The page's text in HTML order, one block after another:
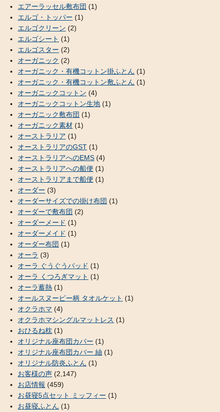
エアーラッセル敷布団 (1)
エルゴ・トッパー (1)
エルゴクリーン (2)
エルゴシート (1)
エルゴスター (2)
オーガニック (2)
オーガニック・有機コットン掛ふとん (1)
オーガニック・有機コットン敷ふとん (1)
オーガニックコットン (4)
オーガニックコットン生地 (1)
オーガニック敷布団 (1)
オーガニック素材 (1)
オーストラリア (1)
オーストラリアのGST (1)
オーストラリアへのEMS (4)
オーストラリアへの船便 (1)
オーストラリアまで船便 (1)
オーダー (3)
オーダーサイズでの掛け布団 (1)
オーダーで敷布団 (2)
オーダーメード (1)
オーダーメイド (1)
オーダー布団 (1)
オーラ (3)
オーラ ぐうぐうパッド (1)
オーラ くつろぎマット (1)
オーラ蓄熱 (1)
オールスヌーピー柄 タオルケット (1)
オクラホマ (4)
オクラホマシングルマットレス (1)
おひるね枕 (1)
オリジナル座布団カバー (1)
オリジナル座布団カバー 紬 (1)
オリジナル防炎ふとん (1)
お客様の声 (2,147)
お店情報 (459)
お昼寝5点セット ミッフィー (1)
お昼寝ふとん (1)